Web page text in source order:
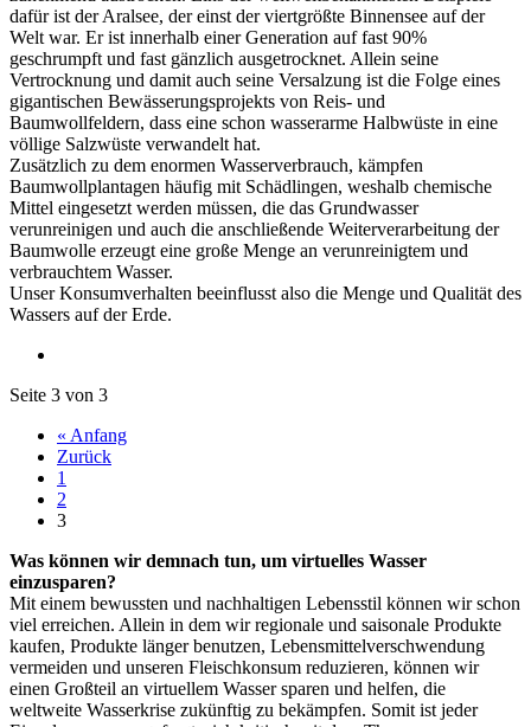
dafür ist der Aralsee, der einst der viertgrößte Binnensee auf der
Welt war. Er ist innerhalb einer Generation auf fast 90%
geschrumpft und fast gänzlich ausgetrocknet. Allein seine
Vertrocknung und damit auch seine Versalzung ist die Folge eines
gigantischen Bewässerungsprojekts von Reis- und
Baumwollfeldern, dass eine schon wasserarme Halbwüste in eine
völlige Salzwüste verwandelt hat.
Zusätzlich zu dem enormen Wasserverbrauch, kämpfen
Baumwollplantagen häufig mit Schädlingen, weshalb chemische
Mittel eingesetzt werden müssen, die das Grundwasser
verunreinigen und auch die anschließende Weiterverarbeitung der
Baumwolle erzeugt eine große Menge an verunreinigtem und
verbrauchtem Wasser.
Unser Konsumverhalten beeinflusst also die Menge und Qualität des
Wassers auf der Erde.
Seite 3 von 3
« Anfang
Zurück
1
2
3
Was können wir demnach tun, um virtuelles Wasser
einzusparen?
Mit einem bewussten und nachhaltigen Lebensstil können wir schon
viel erreichen. Allein in dem wir regionale und saisonale Produkte
kaufen, Produkte länger benutzen, Lebensmittelverschwendung
vermeiden und unseren Fleischkonsum reduzieren, können wir
einen Großteil an virtuellem Wasser sparen und helfen, die
weltweite Wasserkrise zukünftig zu bekämpfen. Somit ist jeder